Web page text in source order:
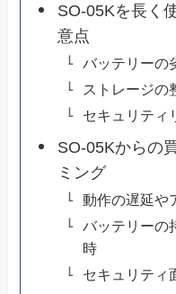
SO-05Kを長く
意点
バッテリーの
ストレージの
セキュリティ
SO-05Kからの
ミング
動作の遅延や
バッテリーの
時
セキュリティ